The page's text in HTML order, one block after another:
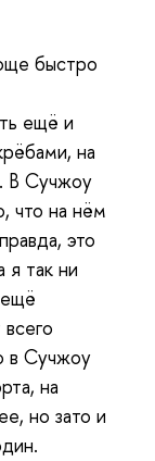
быстро
ещё и
на
В Сучжоу
что на нём
это
я так ни
в Сучжоу
на
но зато и